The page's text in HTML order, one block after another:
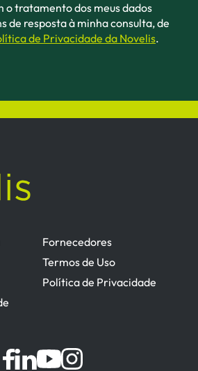
o tratamento dos meus dados
de resposta à minha consulta, de
de Privacidade da Novelis.
Fornecedores
Termos de Uso
Política de Privacidade